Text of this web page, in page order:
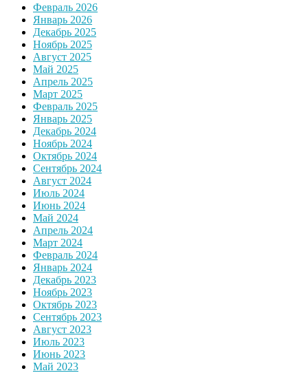
Февраль 2026
Январь 2026
Декабрь 2025
Ноябрь 2025
Август 2025
Май 2025
Апрель 2025
Март 2025
Февраль 2025
Январь 2025
Декабрь 2024
Ноябрь 2024
Октябрь 2024
Сентябрь 2024
Август 2024
Июль 2024
Июнь 2024
Май 2024
Апрель 2024
Март 2024
Февраль 2024
Январь 2024
Декабрь 2023
Ноябрь 2023
Октябрь 2023
Сентябрь 2023
Август 2023
Июль 2023
Июнь 2023
Май 2023